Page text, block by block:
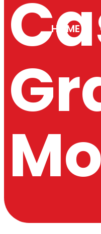
HOME